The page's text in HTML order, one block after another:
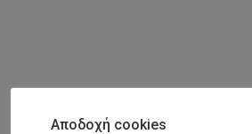
Αποδοχή cookies